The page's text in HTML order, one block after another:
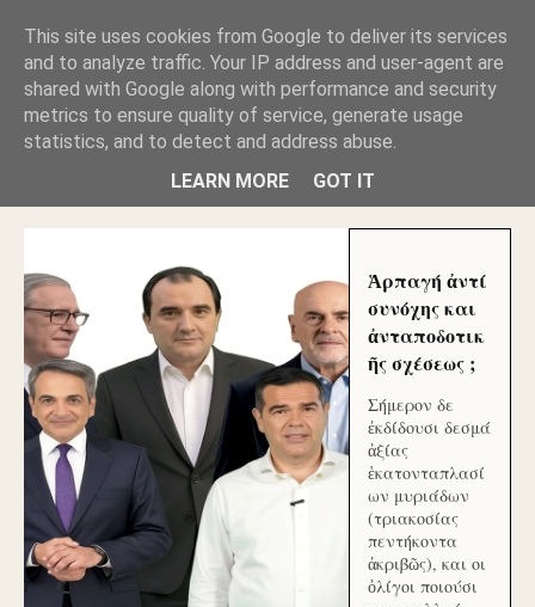
ΑΥΤΟΧΘΟΝΕΣ ΜΟΥ ΕΚΛΕΙΣΑΝ ΤΑ ΣΟΣΙΑΛ ΚΑΙ
ΦΙΜΩΣΑΝ ΤΟ SITE. ΟΙ ΧΙΛΙΑΔΕΣ ΜΙΚΡΟΕΠΕΝΔΥΤΕΣ
ΕΠΕΝΔΥΣΑΤΕ ΓΙΑ ΛΕΗΛΑΣΙΑ ΚΑΙ ΕΓΚΛΗΜΑ ?
ΓΛΥΦΑΔΑ WEB |ΟΙ ΜΕΓΑΛΟΙ ΚΛΕΠΤΑΙ ΑΠΟ ΤΟ
ΜΙΚΡΟΝ ΑΠΑΓΟΥΣΙ
Ἁρπαγή ἀντί
συνόχης και
ἀνταποδοτικ
ῆς σχέσεως ;
Σήμερον δε
ἐκδίδουσι δεσμά
ἀξίας
ἑκατονταπλασί
ων μυριάδων
(τριακοσίας
πεντήκοντα
ἀκριβῶς), και οι
ὀλίγοι ποιούσι
This site uses cookies from Google to deliver its services
and to analyze traffic. Your IP address and user-agent are
shared with Google along with performance and security
metrics to ensure quality of service, generate usage
statistics, and to detect and address abuse.
LEARN MORE
GOT IT